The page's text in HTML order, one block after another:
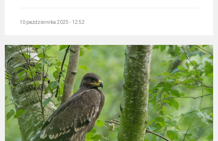
10 października 2025 - 12:52